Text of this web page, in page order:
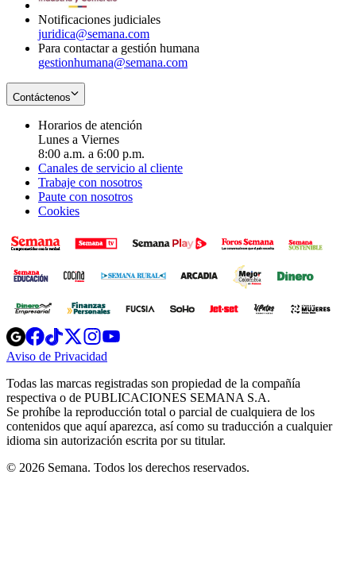
Notificaciones judiciales
juridica@semana.com
Para contactar a gestión humana
gestionhumana@semana.com
Contáctenos
Horarios de atención
Lunes a Viernes
8:00 a.m. a 6:00 p.m.
Canales de servicio al cliente
Trabaje con nosotros
Paute con nosotros
Cookies
Opens
in
new
Opens
in
new
Opens
in
new
window
Opens
new
windowwindow
Aviso de Privacidad
new
window
Todas las marcas registradas son propiedad de la compañía
respectiva o de PUBLICACIONES SEMANA S.A.
Se prohíbe la reproducción total o parcial de cualquiera de los
contenidos que aquí aparezca, así como su traducción a cualquier
idioma sin autorización escrita por su titular.
© 2026 Semana. Todos los derechos reservados.